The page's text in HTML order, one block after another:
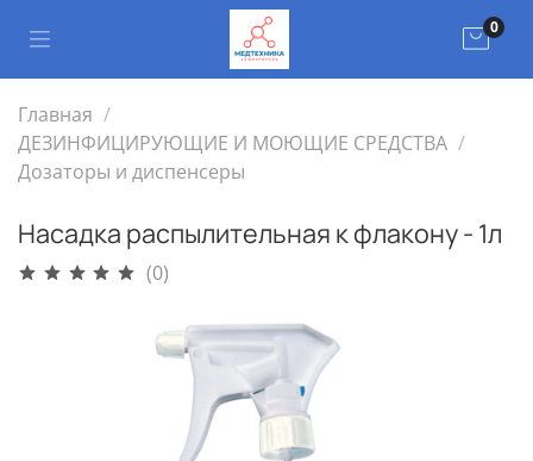
0
Главная
ДЕЗИНФИЦИРУЮЩИЕ И МОЮЩИЕ СРЕДСТВА
Дозаторы и диспенсеры
Насадка распылительная к флакону - 1л
(0)